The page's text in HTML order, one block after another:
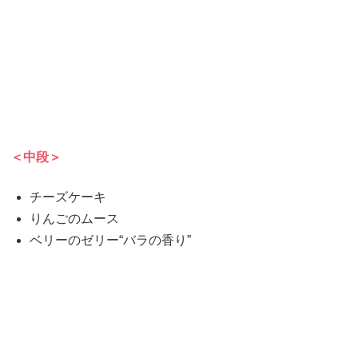
＜中段＞
チーズケーキ
りんごのムース
ベリーのゼリー“バラの香り”